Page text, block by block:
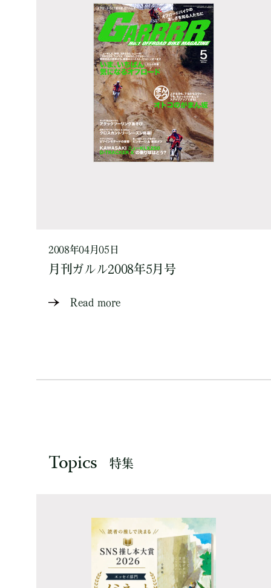
2008年04月05日
月刊ガルル2008年5月号
Read more
Topics 特集